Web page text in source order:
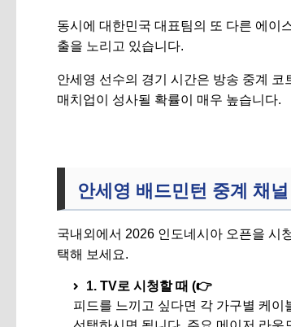
동시에 대한민국 대표팀의 또 다른 에이
출을 노리고 있습니다.
안세영 선수의 경기 시간은 방송 중계 코
매치업이 성사될 확률이 매우 높습니다.
안세영 배드민턴 중계 채
국내외에서 2026 인도네시아 오픈을 시
택해 보세요.
1. TV로 시청할 때 (👉
피드를 느끼고 싶다면 각 가구별 케